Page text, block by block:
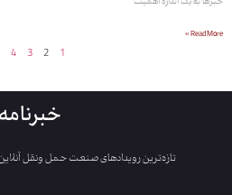
Read More »
1
2
3
4
خبرنامه
تازه‌ترین رویدادهای صنعت حمل ونقل